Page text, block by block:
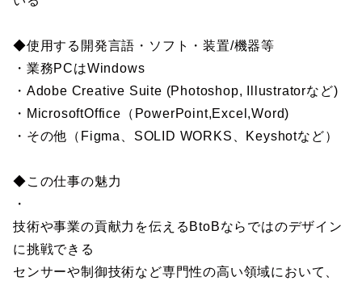
◆使用する開発言語・ソフト・装置/機器等
・業務PCはWindows
・Adobe Creative Suite (Photoshop, Illustratorなど)
・MicrosoftOffice（PowerPoint,Excel,Word)
・その他（Figma、SOLID WORKS、Keyshotなど）
◆この仕事の魅力
・
技術や事業の貢献力を伝えるBtoBならではのデザイン
に挑戦できる
センサーや制御技術など専門性の高い領域において、